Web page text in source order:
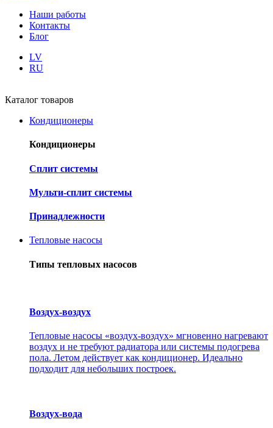
Наши работы
Контакты
Блог
LV
RU
Каталог товаров
Кондиционеры
Кондиционеры
Cплит системы
Мульти-сплит системы
Принадлежности
Тепловые насосы
Типы тепловых насосов
Воздух-воздух
Тепловые насосы «воздух-воздух» мгновенно нагревают
воздух и не требуют радиатора или системы подогрева
пола. Летом действует как кондиционер. Идеально
подходит для небольших построек.
Воздух-вода